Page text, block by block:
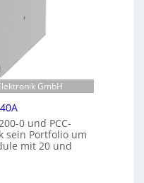
GmbH
0 und PCC-
sein Portfolio um
mit 20 und